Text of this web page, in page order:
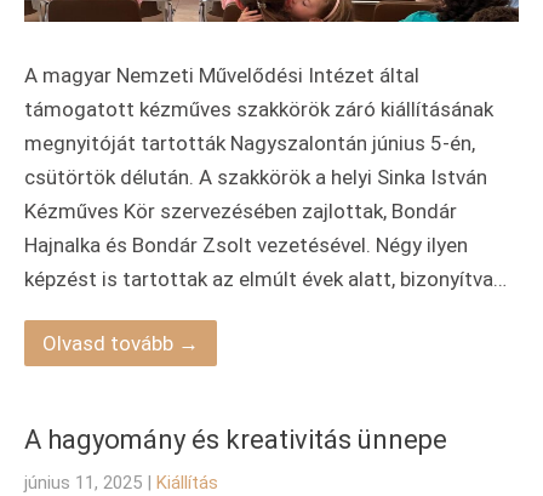
A magyar Nemzeti Művelődési Intézet által
támogatott kézműves szakkörök záró kiállításának
megnyitóját tartották Nagyszalontán június 5-én,
csütörtök délután. A szakkörök a helyi Sinka István
Kézműves Kör szervezésében zajlottak, Bondár
Hajnalka és Bondár Zsolt vezetésével. Négy ilyen
képzést is tartottak az elmúlt évek alatt, bizonyítva…
Olvasd tovább →
A hagyomány és kreativitás ünnepe
június 11, 2025 | Kiállítás